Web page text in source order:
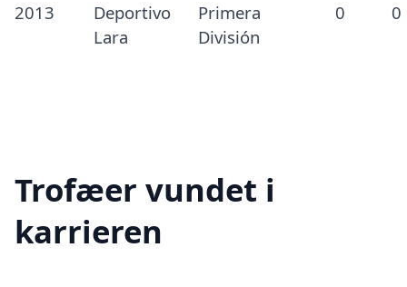
2013
Deportivo
Lara
Primera
División
0 0
Trofæer vundet i
karrieren